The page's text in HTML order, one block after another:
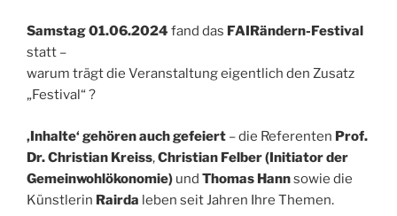
Samstag 01.06.2024 fand das FAIRändern-Festival
statt –
warum trägt die Veranstaltung eigentlich den Zusatz
„Festival“ ?
‚Inhalte‘ gehören auch gefeiert – die Referenten Prof.
Dr. Christian Kreiss,Christian Felber (Initiator der
Gemeinwohlökonomie) und Thomas Hannsowie die
Künstlerin Rairda leben seit Jahren Ihre Themen.